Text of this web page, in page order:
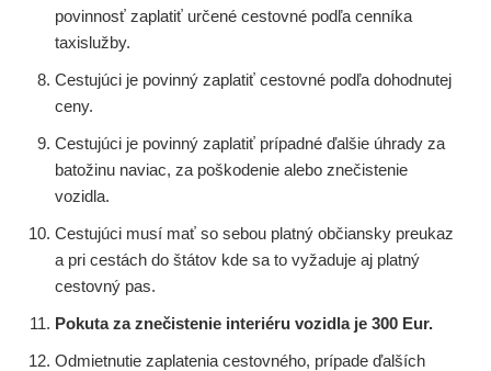
povinnosť zaplatiť určené cestovné podľa cenníka
taxislužby.
Cestujúci je povinný zaplatiť cestovné podľa dohodnutej
ceny.
Cestujúci je povinný zaplatiť prípadné ďalšie úhrady za
batožinu naviac, za poškodenie alebo znečistenie
vozidla.
Cestujúci musí mať so sebou platný občiansky preukaz
a pri cestách do štátov kde sa to vyžaduje aj platný
cestovný pas.
Pokuta za znečistenie interiéru vozidla je 300 Eur.
Odmietnutie zaplatenia cestovného, prípade ďalších